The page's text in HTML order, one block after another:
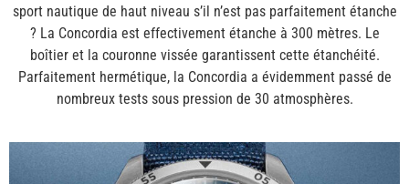
sport nautique de haut niveau s’il n’est pas parfaitement étanche
? La Concordia est effectivement étanche à 300 mètres. Le
boîtier et la couronne vissée garantissent cette étanchéité.
Parfaitement hermétique, la Concordia a évidemment passé de
nombreux tests sous pression de 30 atmosphères.